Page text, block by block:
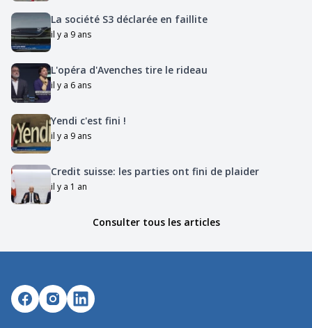
La société S3 déclarée en faillite
il y a 9 ans
L'opéra d'Avenches tire le rideau
il y a 6 ans
Yendi c'est fini !
il y a 9 ans
Credit suisse: les parties ont fini de plaider
il y a 1 an
Consulter tous les articles